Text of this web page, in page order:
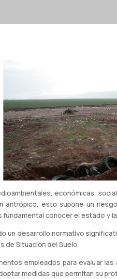
económicas,
antrópico, esto supone un
conocer el estado y
un desarrollo normativo
de Situación del Suelo.
empleados para evaluar
medidas que permitan su